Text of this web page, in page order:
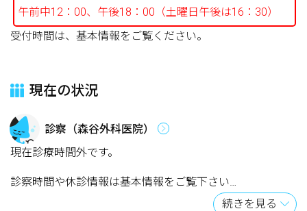
午前中12：00、午後18：00（土曜日午後は16：30）
受付時間は、基本情報をご覧ください。
現在の状況
診察（森谷外科医院）
現在診療時間外です。
診察時間や休診情報は基本情報をご覧下さい
続きを見る